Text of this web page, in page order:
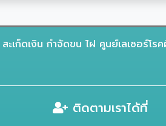
เก็ดเงิน กำจัดขน ไฝ ศูนย์เลเซอร์โร
ติดตามเราได้ที่